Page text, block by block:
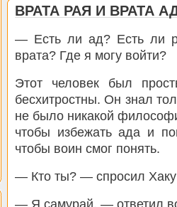
ВРАТА РАЯ И ВРАТА
— Есть ли ад? Есть ли
врата? Где я могу войти?
Этот человек был
бесхитростны. Он знал
не было никакой
чтобы избежать ада и
чтобы воин смог понять.
— Кто ты? — спросил
— Я самурай, — ответил